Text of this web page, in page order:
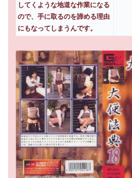
してくような地道な作業になる
ので、手に取るのを諦める理由
にもなってしまうんです。